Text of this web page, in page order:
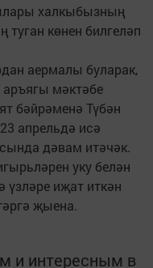
халкыбызның
көнен билгеләп
аермалы буларак,
аръягы мәктәбе
бәйрәменә Түбән
апрельдә исә
дәвам итәчәк.
уку белән
үзләре иҗат иткән
җыена.
и интересным в